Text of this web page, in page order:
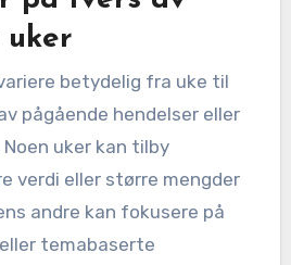
betydelig fra uke til
pågående hendelser eller
uker kan tilby
verdi eller større mengder
andre kan fokusere på
temabaserte